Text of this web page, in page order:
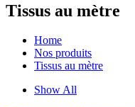
Tissus au mètre
Home
Nos produits
Tissus au mètre
Show All